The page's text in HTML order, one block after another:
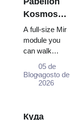
Kosmos
en VDNKh:
Dentro de
la
Exposición
Espacial
Rusia
A full-size Mir
module you
can walk
Energia–
Buran model,
capsules and
Blog
05 de
agosto de
2026
Куда